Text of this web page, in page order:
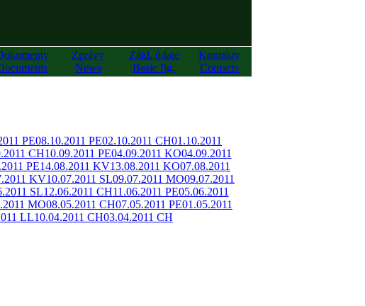
Zprávy
News
Zákl. údaje
Basic fig.
Kontakty
Contacts
PE08.10.2011 PE02.10.2011 CH01.10.2011
CH10.09.2011 PE04.09.2011 KO04.09.2011
PE14.08.2011 KV13.08.2011 KO07.08.2011
KV10.07.2011 SL09.07.2011 MO09.07.2011
SL12.06.2011 CH11.06.2011 PE05.06.2011
MO08.05.2011 CH07.05.2011 PE01.05.2011
LL10.04.2011 CH03.04.2011 CH